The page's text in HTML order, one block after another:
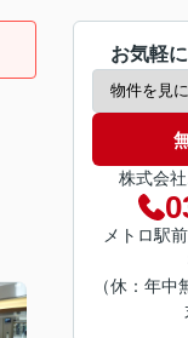
お気軽
株式会
メトロ駅
（休：年